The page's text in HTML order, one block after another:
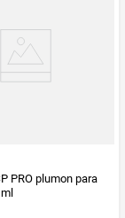
PRO plumon para